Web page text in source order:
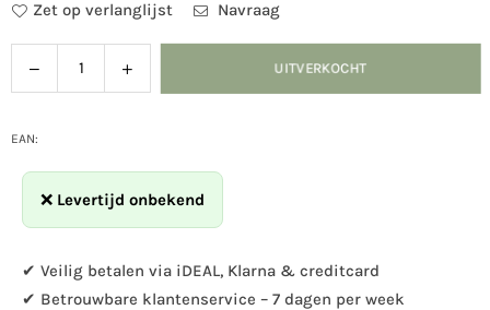
Zet op verlanglijst Navraag
Hoeveelheid
Verlaag
de
premium
Verhoog
de
premium
UITVERKOCHT
EAN:
❌ Levertijd onbekend
✔ Veilig betalen via iDEAL, Klarna & creditcard
✔ Betrouwbare klantenservice – 7 dagen per week